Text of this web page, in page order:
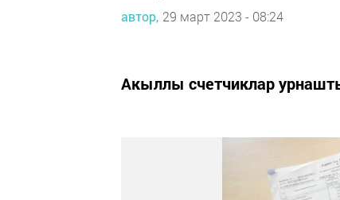
автор, 29 март 2023 - 08:24
Акыллы счетчиклар